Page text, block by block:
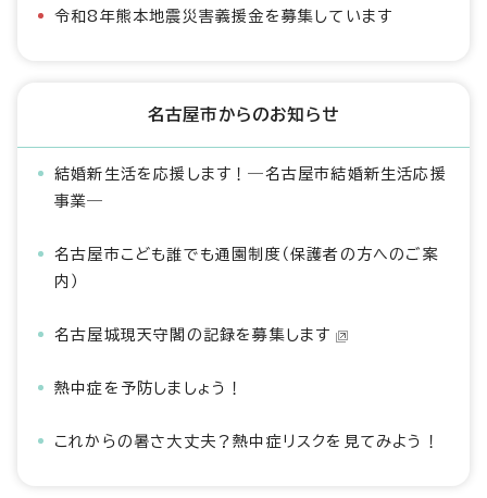
令和8年熊本地震災害義援金を募集しています
名古屋市からのお知らせ
結婚新生活を応援します！―名古屋市結婚新生活応援
事業―
名古屋市こども誰でも通園制度（保護者の方へのご案
内）
名古屋城現天守閣の記録を募集します
熱中症を予防しましょう！
これからの暑さ大丈夫？熱中症リスクを見てみよう！